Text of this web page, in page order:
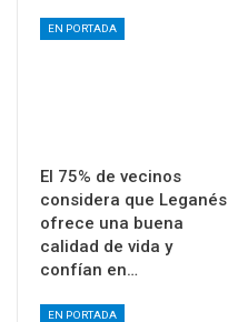
EN PORTADA
El 75% de vecinos
considera que Leganés
ofrece una buena
calidad de vida y
confían en…
EN PORTADA